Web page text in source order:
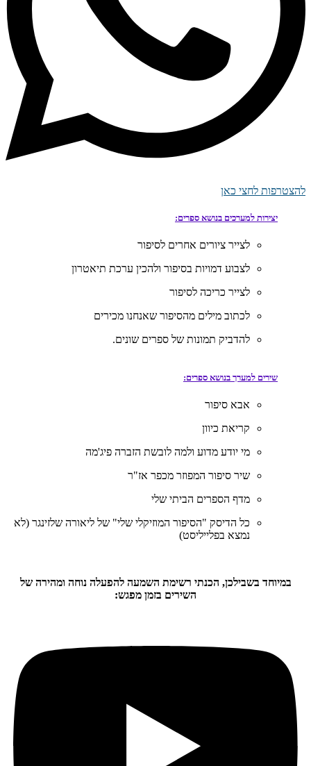
להצטרפות לחצי כאן
יצירות למערכים בנושא ספרים:
לצייר ציורים אחרים לסיפור
לצבוע דמויות בסיפור ולהכין ערכת תיאטרון
לצייר כריכה לסיפור
לכתוב מילים מהסיפור שאנחנו מכירים
להדביק תמונות של ספרים שונים.
שירים למערך בנושא ספרים:
אבא סיפור
קריאת כיוון
מי יודע מדוע ולמה לובשת הזברה פיג'מה
שיר סיפור המפוזר מכפר אז"ר
מדף הספרים הביתי שלי
כל הדיסק "הסיפור המוזיקלי שלי" של ליאורה שלזינגר (לא
נמצא בפלייליסט)
במיוחד בשבילכן, הכנתי רשימת השמעה להפעלה נוחה ומהירה של
השירים בזמן מפגש: